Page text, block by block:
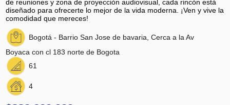
de reuniones y zona de proyección audiovisual, cada rincón está
diseñado para ofrecerte lo mejor de la vida moderna. ¡Ven y vive la
comodidad que mereces!
Bogotá - Barrio San Jose de bavaria, Cerca a la Av
Boyaca con cl 183 norte de Bogota
61
4